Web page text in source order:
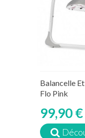
Balancelle
Flo Pink
99,90 €